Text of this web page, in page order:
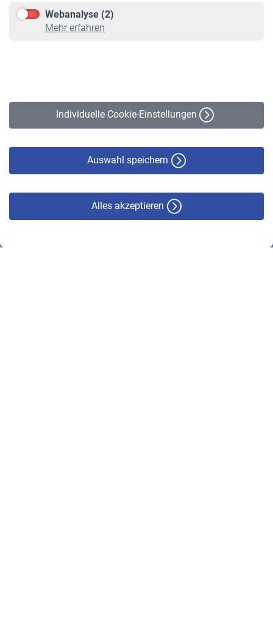
Webanalyse (2)
Mehr erfahren
Individuelle Cookie-Einstellungen
Auswahl speichern
Alles akzeptieren
Online-Rechner
VBLnewsletter
Erklärung zur Barrierefreiheit
© VBL 2026